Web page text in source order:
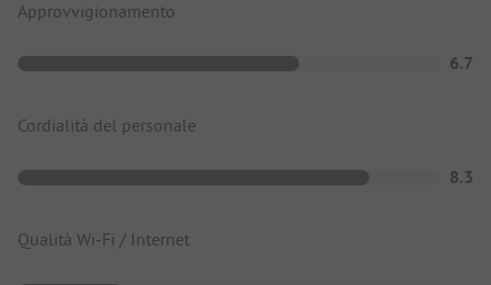
Approvvigionamento
6.7
Cordialità del personale
8.3
Qualità Wi-Fi / Internet